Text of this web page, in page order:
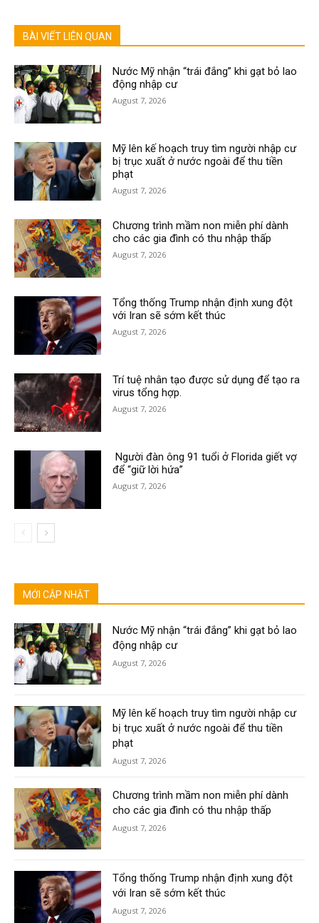
BÀI VIẾT LIÊN QUAN
Nước Mỹ nhận “trái đắng” khi gạt bỏ lao
động nhập cư
August 7, 2026
Mỹ lên kế hoạch truy tìm người nhập cư
bị trục xuất ở nước ngoài để thu tiền
phạt
August 7, 2026
Chương trình mầm non miễn phí dành
cho các gia đình có thu nhập thấp
August 7, 2026
Tổng thống Trump nhận định xung đột
với Iran sẽ sớm kết thúc
August 7, 2026
Trí tuệ nhân tạo được sử dụng để tạo ra
virus tổng hợp.
August 7, 2026
Người đàn ông 91 tuổi ở Florida giết vợ
để “giữ lời hứa”
August 7, 2026
MỚI CẬP NHẬT
Nước Mỹ nhận “trái đắng” khi gạt bỏ lao
động nhập cư
August 7, 2026
Mỹ lên kế hoạch truy tìm người nhập cư
bị trục xuất ở nước ngoài để thu tiền
phạt
August 7, 2026
Chương trình mầm non miễn phí dành
cho các gia đình có thu nhập thấp
August 7, 2026
Tổng thống Trump nhận định xung đột
với Iran sẽ sớm kết thúc
August 7, 2026